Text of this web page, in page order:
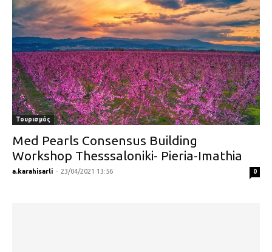
Τουρισμός
Med Pearls Consensus Building
Workshop Thesssaloniki- Pieria-Imathia
a.karahisarli - 23/04/2021 13:56 0